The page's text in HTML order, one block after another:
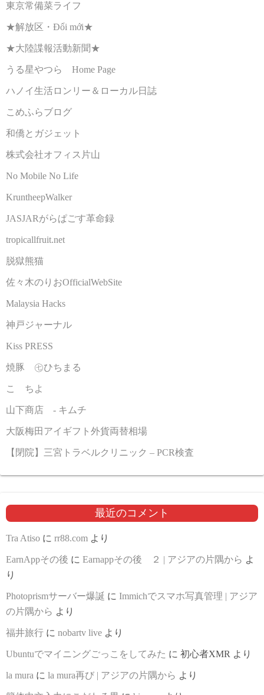
東京常備菜ライフ
★解放区・Đổi mới★
★大陸諜報活動新聞★
うる星やつら Home Page
ハノイ生活ロンリー＆ローカル日誌
こめふらブログ
和僑とガジェット
株式会社オフィス片山
No Mobile No Life
KruntheepWalker
JASJARがらぱごす革命録
tropicallfruit.net
脱獄熊猫
佐々木のりおOfficialWebSite
Malaysia Hacks
神戸ジャーナル
Kiss PRESS
焼豚 ㊆ひちまる
こゝちよ
山下商店 - キムチ
大阪梅田アイギフト外貨両替相場
【閉院】三宮トラベルクリニック – PCR検査
最近のコメント
Tra Atiso に rr88.com より
EarnAppその後 に Earnappその後 ２ | アジアの片隅から よ
り
Photoprismサーバー爆誕 に Immichでスマホ写真管理 | アジア
の片隅から より
福井旅行 に nobartv live より
Ubuntuでマイニングごっこをしてみた に 初心者XMR より
la mura に la mura再び | アジアの片隅から より